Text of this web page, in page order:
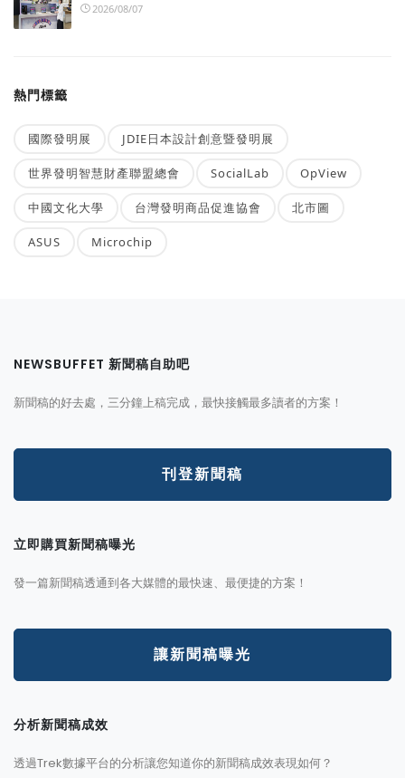
2026/08/07
熱門標籤
國際發明展 JDIE日本設計創意暨發明展
世界發明智慧財產聯盟總會 SocialLab OpView
中國文化大學 台灣發明商品促進協會 北市圖
ASUS Microchip
NEWSBUFFET 新聞稿自助吧
新聞稿的好去處，三分鐘上稿完成，最快接觸最多讀者的方案！
刊登新聞稿
立即購買新聞稿曝光
發一篇新聞稿透通到各大媒體的最快速、最便捷的方案！
讓新聞稿曝光
分析新聞稿成效
透過Trek數據平台的分析讓您知道你的新聞稿成效表現如何？